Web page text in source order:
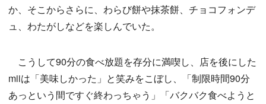
か、そこからさらに、わらび餅や抹茶餅、チョコフォンデ
ュ、わたがしなどを楽しんでいた。
こうして90分の食べ放題を存分に満喫し、店を後にした
miiは「美味しかった」と笑みをこぼし、「制限時間90分
あっという間ですぐ終わっちゃう」「バクバク食べようと